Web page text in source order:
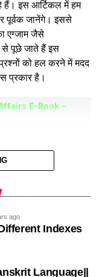
हैं जिनमें से प्रमुख है-
दूधी आदि।
सरोवर बांध
नदी है।
जीवन रेखा कहते हैं।
का निर्माण करती है।
हैं। इस आर्टिकल में हम
पूर्वक जानेंगे। इससे
एग्जाम जैसे
पूछे जाते हैं इस
को हल करने में मदद
प्रकार है।
E-Book –
उद्यान
आता है
ago
Indexes
Language||